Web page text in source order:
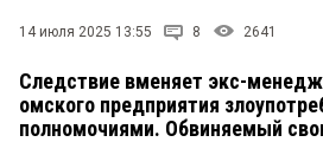
14 июля 2025 13:55 8 2641
Следствие вменяет экс-
омского предприятия
полномочиями. Обвиняемый